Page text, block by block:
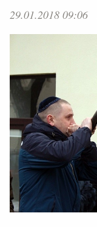
29.01.2018 09:06